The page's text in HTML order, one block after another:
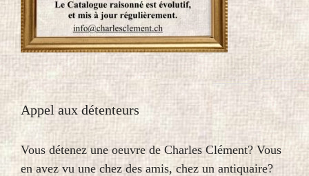
Appel aux détenteurs
Vous détenez une oeuvre de Charles Clément? Vous
en avez vu une chez des amis, chez un antiquaire?